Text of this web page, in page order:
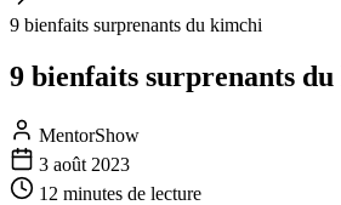
9 bienfaits surprenants du kimchi
9 bienfaits surprenants
MentorShow
3 août 2023
12 minutes de lecture